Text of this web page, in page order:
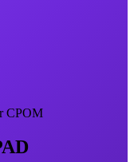
CPOM